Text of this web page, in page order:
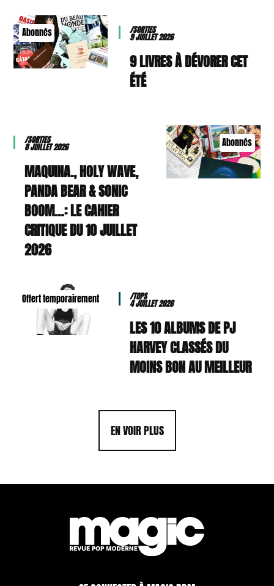
Abonnés /SORTIES
9 JUILLET 2026
9 LIVRES À DÉVORER CET
ÉTÉ
Abonnés
/SORTIES
8 JUILLET 2026
MAQUINA., HOLY WAVE,
PANDA BEAR & SONIC
BOOM…: LE CAHIER
CRITIQUE DU 10 JUILLET
2026
Offert temporairement /TOPS
4 JUILLET 2026
LES 10 ALBUMS DE PJ
HARVEY CLASSÉS DU
MOINS BON AU MEILLEUR
EN VOIR PLUS